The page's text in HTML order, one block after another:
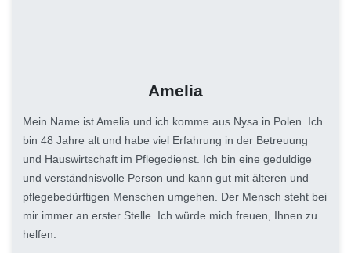
Amelia
Mein Name ist Amelia und ich komme aus Nysa in Polen. Ich
bin 48 Jahre alt und habe viel Erfahrung in der Betreuung
und Hauswirtschaft im Pflegedienst. Ich bin eine geduldige
und verständnisvolle Person und kann gut mit älteren und
pflegebedürftigen Menschen umgehen. Der Mensch steht bei
mir immer an erster Stelle. Ich würde mich freuen, Ihnen zu
helfen.